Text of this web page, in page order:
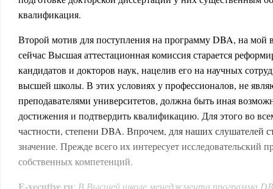
квалификация.
Второй мотив для поступления на программу DBA, на мой
сейчас Высшая аттестационная комиссия старается
кандидатов и докторов наук, нацелив его на научных
высшей школы. В этих условиях у профессионалов, не
преподавателями университетов, должна быть иная
достижения и подтвердить квалификацию. Для этого во
частности, степени DBA. Впрочем, для наших слушателей
значение. Прежде всего их интересует исследовательский
собственных компетенций.
: В Высшей школе менеджмента программа